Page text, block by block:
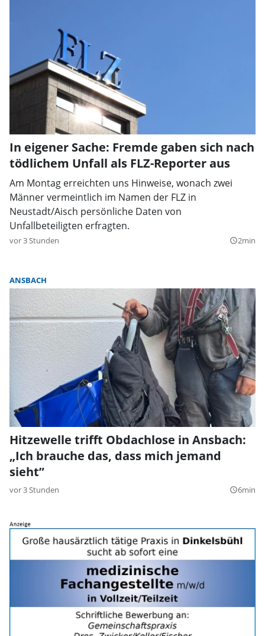
In eigener Sache: Fremde gaben sich nach
tödlichem Unfall als FLZ-Reporter aus
Am Montag erreichten uns Hinweise, wonach zwei
Männer vermeintlich im Namen der FLZ in
Neustadt/Aisch persönliche Daten von
Unfallbeteiligten erfragten.
vor 3 Stunden query_builder2min
ANSBACH
Hitzewelle trifft Obdachlose in Ansbach:
„Ich brauche das, dass mich jemand
sieht”
vor 3 Stunden query_builder6min